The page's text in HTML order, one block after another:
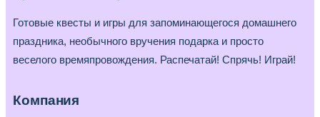
Готовые квесты и игры для запоминающегося домашнего
праздника, необычного вручения подарка и просто
веселого времяпровождения. Распечатай! Спрячь! Играй!
Компания